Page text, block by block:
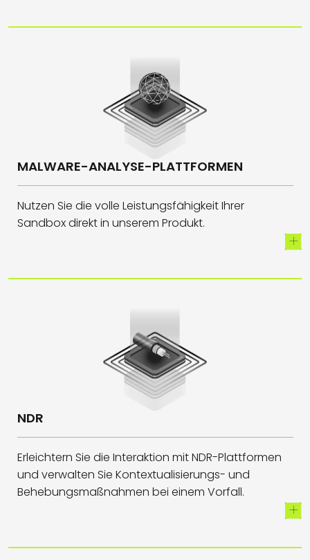
MALWARE-ANALYSE-PLATTFORMEN
Nutzen Sie die volle Leistungsfähigkeit Ihrer
Sandbox direkt in unserem Produkt.
NDR
Erleichtern Sie die Interaktion mitNDR-Plattformen
und verwalten Sie Kontextualisierungs- und
Behebungsmaßnahmen bei einem Vorfall.